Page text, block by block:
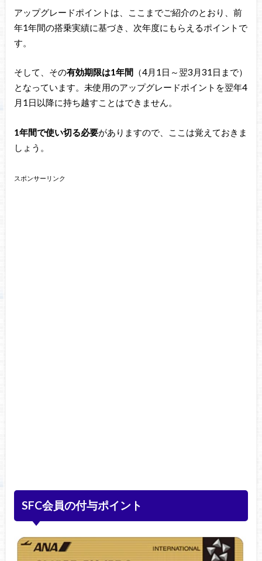
アップグレードポイントは、ここまでご紹介のとおり、前
年1年間の搭乗実績に基づき、次年度にもらえるポイントで
す。
そして、その有効期限は1年間 （4月1日～翌3月31日まで）
となっています。未使用のアップグレードポイントを翌年4
月1日以降に持ち越すことはできません。
1年間で使い切る必要がありますので、ここは覚えておきま
しょう。
スポンサーリンク
SFC会員の付与ポイント